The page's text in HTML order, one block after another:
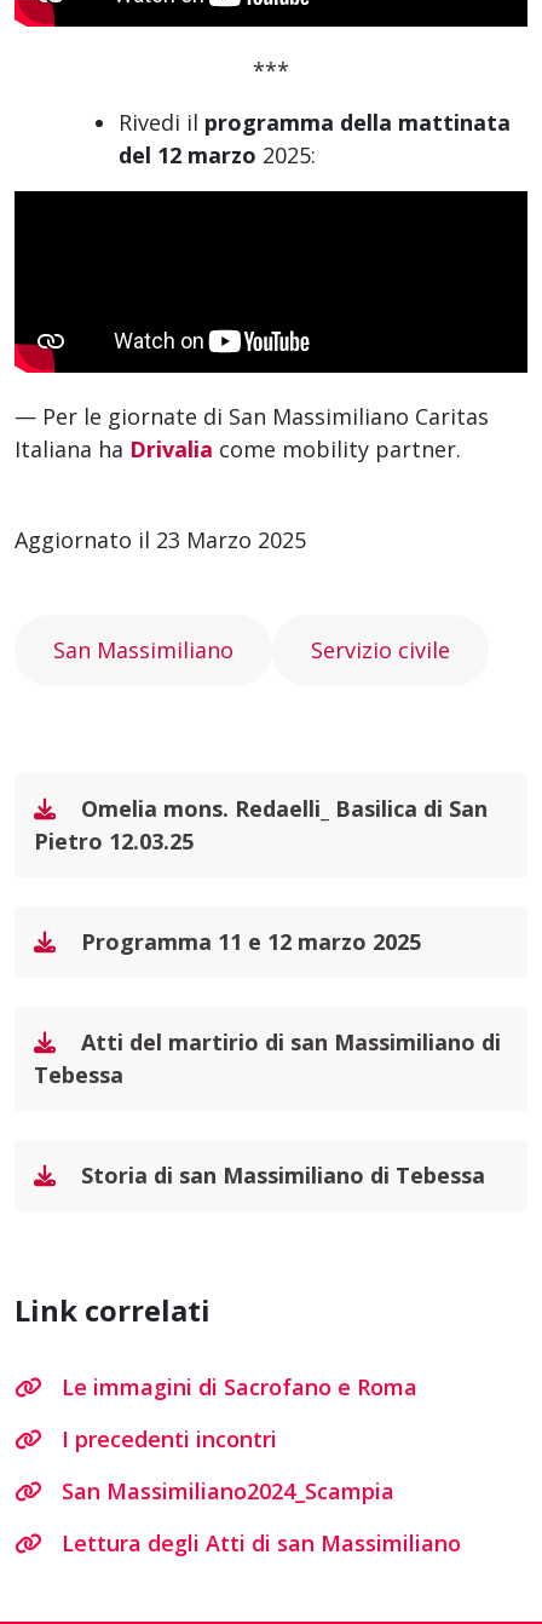
***
Rivedi il programma della mattinata
del 12 marzo 2025:
— Per le giornate di San Massimiliano Caritas
Italiana ha Drivalia come mobility partner.
Aggiornato il 23 Marzo 2025
San Massimiliano Servizio civile
Omelia mons. Redaelli_ Basilica di San
Pietro 12.03.25
Programma 11 e 12 marzo 2025
Atti del martirio di san Massimiliano di
Tebessa
Storia di san Massimiliano di Tebessa
Link correlati
Le immagini di Sacrofano e Roma
I precedenti incontri
San Massimiliano2024_Scampia
Lettura degli Atti di san Massimiliano